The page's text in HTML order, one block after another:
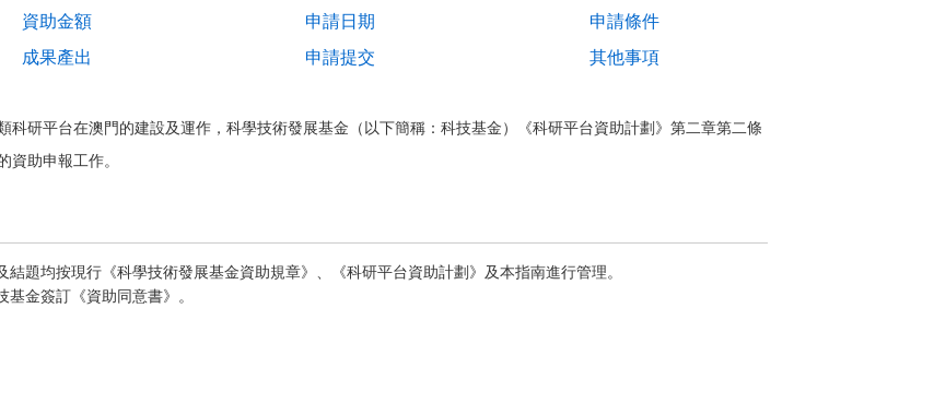
資助金額 申請日期
申請條件
成果產出 申請提交
其他事項
科研平台在澳門的建設及運作，科學技術發展基金（以下簡稱：科技基金）《科研平台資助計劃》第二章第二條
助申報工作。
題均按現行《科學技術發展基金資助規章》、《科研平台資助計劃》及本指南進行管理。
金簽訂《資助同意書》。